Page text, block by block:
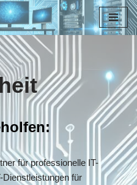
für professionelle IT-
für